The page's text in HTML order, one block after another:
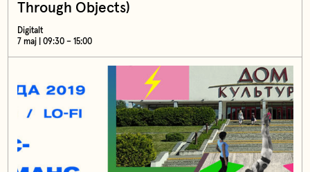
Through Objects)
Digitalt
7 maj | 09:30 – 15:00